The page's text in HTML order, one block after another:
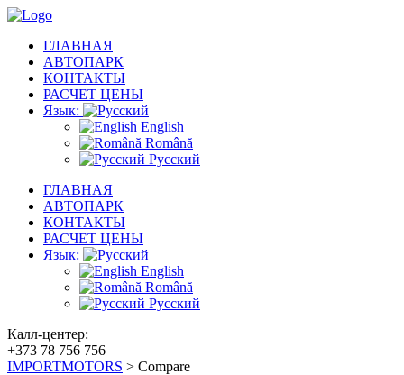
ГЛАВНАЯ
АВТОПАРК
КОНТАКТЫ
РАСЧЕТ ЦЕНЫ
Язык:
English
Română
Русский
ГЛАВНАЯ
АВТОПАРК
КОНТАКТЫ
РАСЧЕТ ЦЕНЫ
Язык:
English
Română
Русский
Калл-центер:
+373 78 756 756
IMPORTMOTORS > Compare